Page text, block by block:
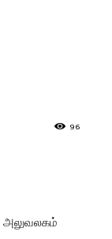
96
அலுவலகம்